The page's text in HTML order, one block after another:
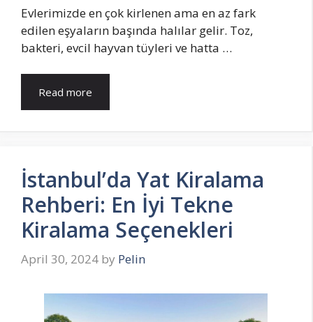
Evlerimizde en çok kirlenen ama en az fark
edilen eşyaların başında halılar gelir. Toz,
bakteri, evcil hayvan tüyleri ve hatta …
Read more
İstanbul’da Yat Kiralama
Rehberi: En İyi Tekne
Kiralama Seçenekleri
April 30, 2024 by Pelin